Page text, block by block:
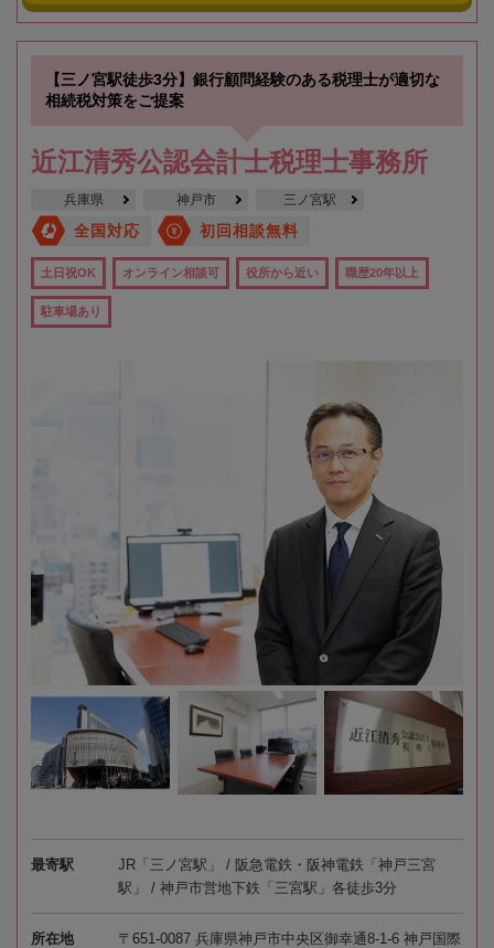
【三ノ宮駅徒歩3分】銀行顧問経験のある税理士が適切な
相続税対策をご提案
近江清秀公認会計士税理士事務所
兵庫県 神戸市 三ノ宮駅
全国対応 初回相談無料
土日祝OK オンライン相談可 役所から近い 職歴20年以上
駐車場あり
最寄駅
JR「三ノ宮駅」 / 阪急電鉄・阪神電鉄「神戸三宮
駅」 / 神戸市営地下鉄「三宮駅」各徒歩3分
所在地
〒651-0087 兵庫県神戸市中央区御幸通8-1-6 神戸国際